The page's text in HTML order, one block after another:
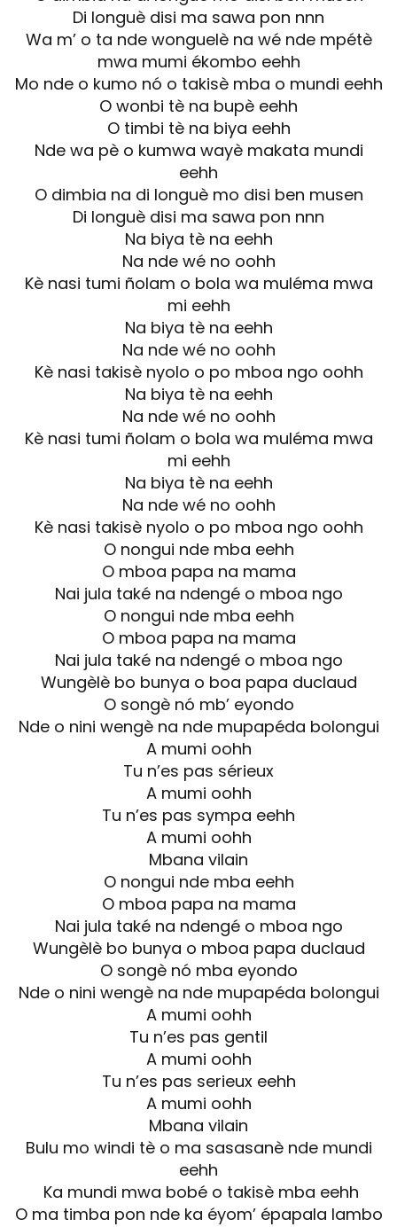
Di longuè disi ma sawa pon nnn
Wa m’ o ta nde wonguelè na wé nde mpétè
mwa mumi ékombo eehh
Mo nde o kumo nó o takisè mba o mundi eehh
O wonbi tè na bupè eehh
O timbi tè na biya eehh
Nde wa pè o kumwa wayè makata mundi
eehh
O dimbia na di longuè mo disi ben musen
Di longuè disi ma sawa pon nnn
Na biya tè na eehh
Na nde wé no oohh
Kè nasi tumi ñolam o bola wa muléma mwa
mi eehh
Na biya tè na eehh
Na nde wé no oohh
Kè nasi takisè nyolo o po mboa ngo oohh
Na biya tè na eehh
Na nde wé no oohh
Kè nasi tumi ñolam o bola wa muléma mwa
mi eehh
Na biya tè na eehh
Na nde wé no oohh
Kè nasi takisè nyolo o po mboa ngo oohh
O nongui nde mba eehh
O mboa papa na mama
Nai jula také na ndengé o mboa ngo
O nongui nde mba eehh
O mboa papa na mama
Nai jula také na ndengé o mboa ngo
Wungèlè bo bunya o boa papa duclaud
O songè nó mb’ eyondo
Nde o nini wengè na nde mupapéda bolongui
A mumi oohh
Tu n’es pas sérieux
A mumi oohh
Tu n’es pas sympa eehh
A mumi oohh
Mbana vilain
O nongui nde mba eehh
O mboa papa na mama
Nai jula také na ndengé o mboa ngo
Wungèlè bo bunya o mboa papa duclaud
O songè nó mba eyondo
Nde o nini wengè na nde mupapéda bolongui
A mumi oohh
Tu n’es pas gentil
A mumi oohh
Tu n’es pas serieux eehh
A mumi oohh
Mbana vilain
Bulu mo windi tè o ma sasasanè nde mundi
eehh
Ka mundi mwa bobé o takisè mba eehh
O ma timba pon nde ka éyom’ épapala lambo